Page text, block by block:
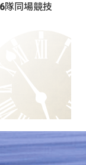
隊同場競技